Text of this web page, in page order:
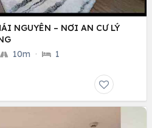
NGUYÊN – NƠI AN CƯ LÝ
10m · 1